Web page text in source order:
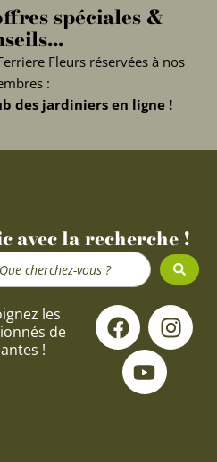
spéciales &
Fleurs réservées à nos
:
des jardiniers en ligne !
avec la recherche !
les
de
!
F
a
c
e
I
n
s
Y
o
u
t
u